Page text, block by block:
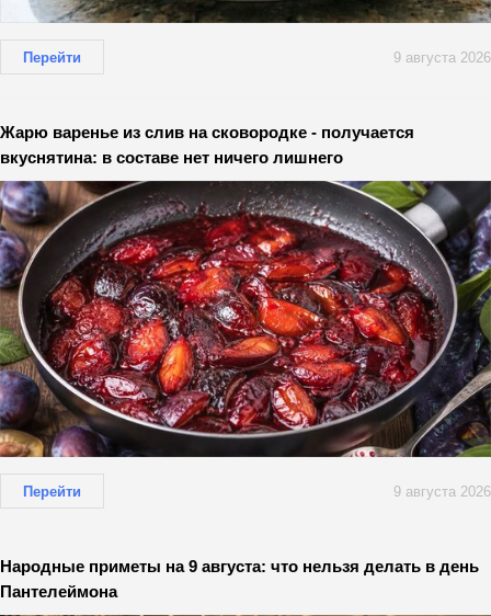
Перейти 9 августа 2026
Жарю варенье из слив на сковородке - получается
вкуснятина: в составе нет ничего лишнего
Перейти 9 августа 2026
Народные приметы на 9 августа: что нельзя делать в день
Пантелеймона